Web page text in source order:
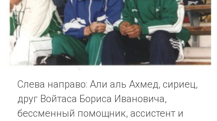
Слева направо: Али аль Ахмед, сириец,
друг Войтаса Бориса Ивановича,
бессменный помощник, ассистент и